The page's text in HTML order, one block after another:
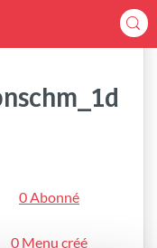
0 Abonné
0 Menu créé